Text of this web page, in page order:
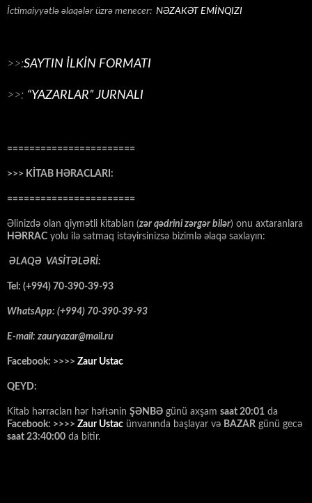
İctimaiyyətlə əlaqələr üzrə menecer: NƏZAKƏT EMİNQIZI
>>:SAYTIN İLKİN FORMATI
>>: “YAZARLAR” JURNALI
=======================
>>> KİTAB HƏRACLARI:
=======================
Əlinizdə olan qiymətli kitabları (zər qədrini zərgər bilər) onu axtaranlara
HƏRRAC yolu ilə satmaq istəyirsinizsə bizimlə əlaqə saxlayın:
ƏLAQƏ VASİTƏLƏRİ:
Tel: (+994) 70-390-39-93
WhatsApp: (+994) 70-390-39-93
E-mail: zauryazar@mail.ru
Facebook: >>>> Zaur Ustac
QEYD:
Kitab hərracları hər həftənin ŞƏNBƏ günü axşam saat 20:01 da
Facebook: >>>> Zaur Ustac ünvanında başlayar və BAZAR günü gecə
saat 23:40:00 da bitir.